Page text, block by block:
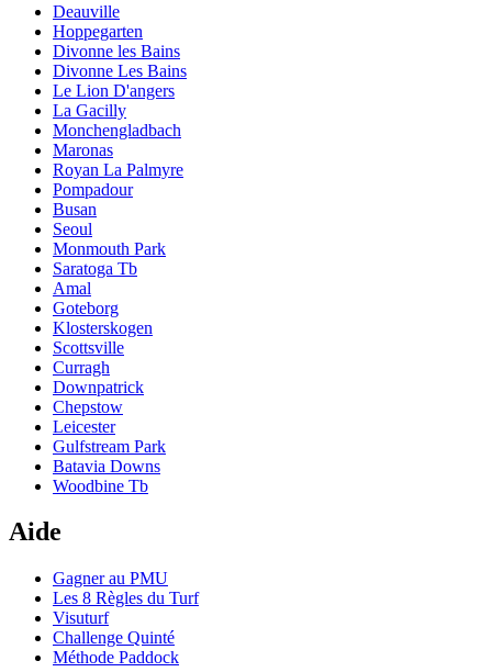
Deauville
Hoppegarten
Divonne les Bains
Divonne Les Bains
Le Lion D'angers
La Gacilly
Monchengladbach
Maronas
Royan La Palmyre
Pompadour
Busan
Seoul
Monmouth Park
Saratoga Tb
Amal
Goteborg
Klosterskogen
Scottsville
Curragh
Downpatrick
Chepstow
Leicester
Gulfstream Park
Batavia Downs
Woodbine Tb
Aide
Gagner au PMU
Les 8 Règles du Turf
Visuturf
Challenge Quinté
Méthode Paddock